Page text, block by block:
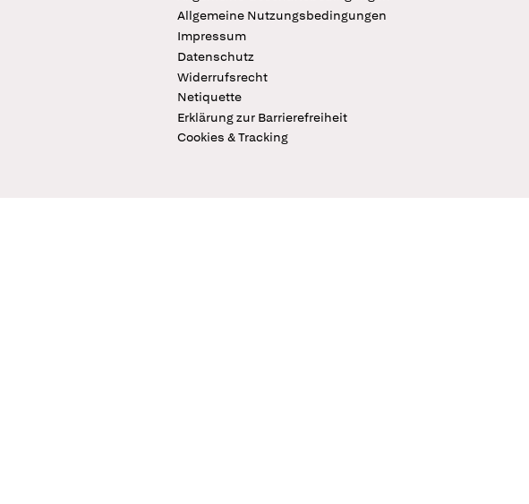
Allgemeine Nutzungsbedingungen
Impressum
Datenschutz
Widerrufsrecht
Netiquette
Erklärung zur Barrierefreiheit
Cookies & Tracking